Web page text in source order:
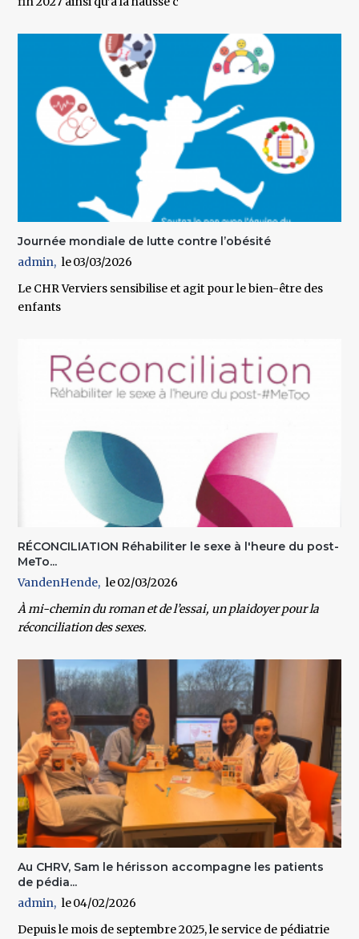
Journée mondiale de lutte contre l’obésité
admin
03/03/2026
Le CHR Verviers sensibilise et agit pour le bien-être des
enfants
RÉCONCILIATION Réhabiliter le sexe à l'heure du post-
MeTo...
VandenHende
02/03/2026
À mi-chemin du roman et de l’essai, un plaidoyer pour la
réconciliation des sexes.
Au CHRV, Sam le hérisson accompagne les patients
de pédia...
admin
04/02/2026
Depuis le mois de septembre 2025, le service de pédiatrie